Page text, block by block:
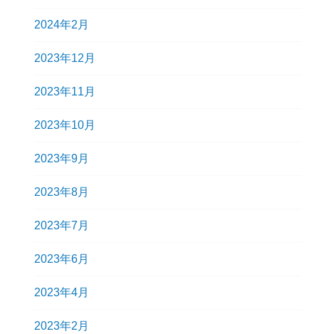
2024年2月
2023年12月
2023年11月
2023年10月
2023年9月
2023年8月
2023年7月
2023年6月
2023年4月
2023年2月